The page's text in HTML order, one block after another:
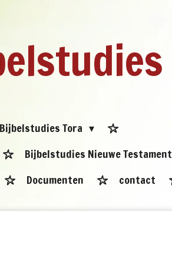
Bijbelstudies Tora
Bijbelstudies Nieuwe Testament
Documenten contact